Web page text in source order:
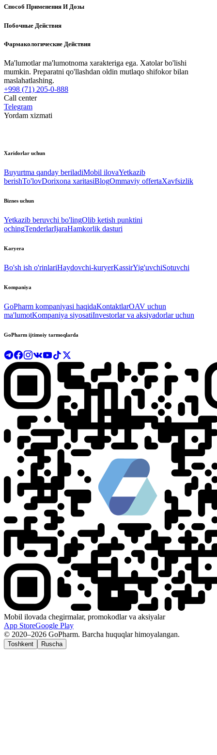
Способ Применения И Дозы
Побочные Действия
Фармакологические Действия
Ma'lumotlar ma'lumotnoma xarakteriga ega. Xatolar bo'lishi
mumkin. Preparatni qo'llashdan oldin mutlaqo shifokor bilan
maslahatlashing.
+998 (71) 205-0-888
Call center
Telegram
Yordam xizmati
Xaridorlar uchun
Buyurtma qanday beriladiMobil ilovaYetkazib
berishTo'lovDorixona xaritasiBlogOmmaviy offertaXavfsizlik
Biznes uchun
Yetkazib beruvchi bo'lingOlib ketish punktini
ochingTenderlarIjaraHamkorlik dasturi
Karyera
Bo'sh ish o'rinlariHaydovchi-kuryerKassirYig'uvchiSotuvchi
Kompaniya
GoPharm kompaniyasi haqidaKontaktlarOAV uchun
ma'lumotKompaniya siyosatiInvestorlar va aksiyadorlar uchun
GoPharm ijtimoiy tarmoqlarda
Mobil ilovada chegirmalar, promokodlar va aksiyalar
App StoreGoogle Play
© 2020–2026 GoPharm. Barcha huquqlar himoyalangan.
Toshkent Ruscha